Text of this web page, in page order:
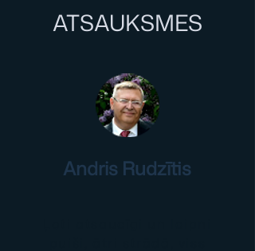
ATSAUKSMES
Andris Rudzītis